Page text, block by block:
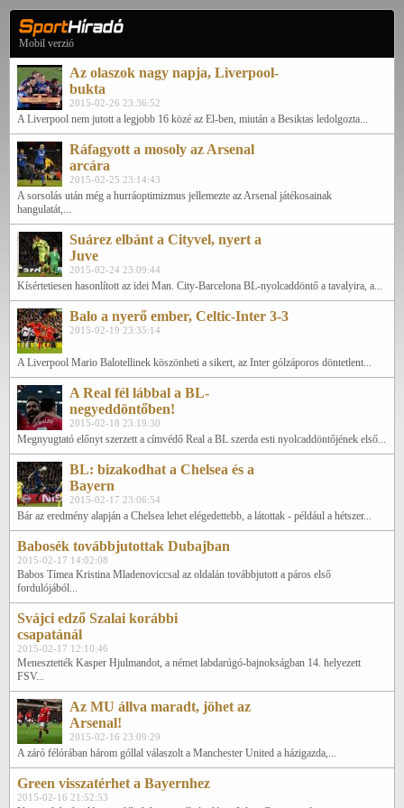
Mobil verzió
Az olaszok nagy napja, Liverpool-
bukta
2015-02-26 23:36:52
A Liverpool nem jutott a legjobb 16 közé az El-ben, miután a Besiktas ledolgozta...
Ráfagyott a mosoly az Arsenal
arcára
2015-02-25 23:14:43
A sorsolás után még a hurráoptimizmus jellemezte az Arsenal játékosainak
hangulatát,...
Suárez elbánt a Cityvel, nyert a
Juve
2015-02-24 23:09:44
Kísértetiesen hasonlított az idei Man. City-Barcelona BL-nyolcaddöntő a tavalyira, a...
Balo a nyerő ember, Celtic-Inter 3-3
2015-02-19 23:35:14
A Liverpool Mario Balotellinek köszönheti a sikert, az Inter gólzáporos döntetlent...
A Real fél lábbal a BL-
negyeddöntőben!
2015-02-18 23:19:30
Megnyugtató előnyt szerzett a címvédő Real a BL szerda esti nyolcaddöntőjének első...
BL: bizakodhat a Chelsea és a
Bayern
2015-02-17 23:06:54
Bár az eredmény alapján a Chelsea lehet elégedettebb, a látottak - például a hétszer...
Babosék továbbjutottak Dubajban
2015-02-17 14:02:08
Babos Tímea Kristina Mladenoviccsal az oldalán továbbjutott a páros első
fordulójából...
Svájci edző Szalai korábbi
csapatánál
2015-02-17 12:10:46
Menesztették Kasper Hjulmandot, a német labdarúgó-bajnokságban 14. helyezett
FSV...
Az MU állva maradt, jöhet az
Arsenal!
2015-02-16 23:09:29
A záró félórában három góllal válaszolt a Manchester United a házigazda,...
Green visszatérhet a Bayernhez
2015-02-16 21:52:53